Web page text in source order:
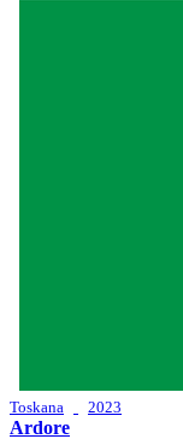
Toskana 2023
Ardore